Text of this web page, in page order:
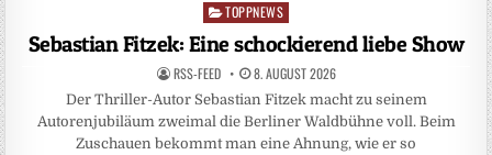
Posted
in
TOPPNEWS
Sebastian Fitzek: Eine schockierend liebe Show
RSS-FEED 8. AUGUST 2026
Der Thriller-Autor Sebastian Fitzek macht zu seinem
Autorenjubiläum zweimal die Berliner Waldbühne voll. Beim
Zuschauen bekommt man eine Ahnung, wie er so